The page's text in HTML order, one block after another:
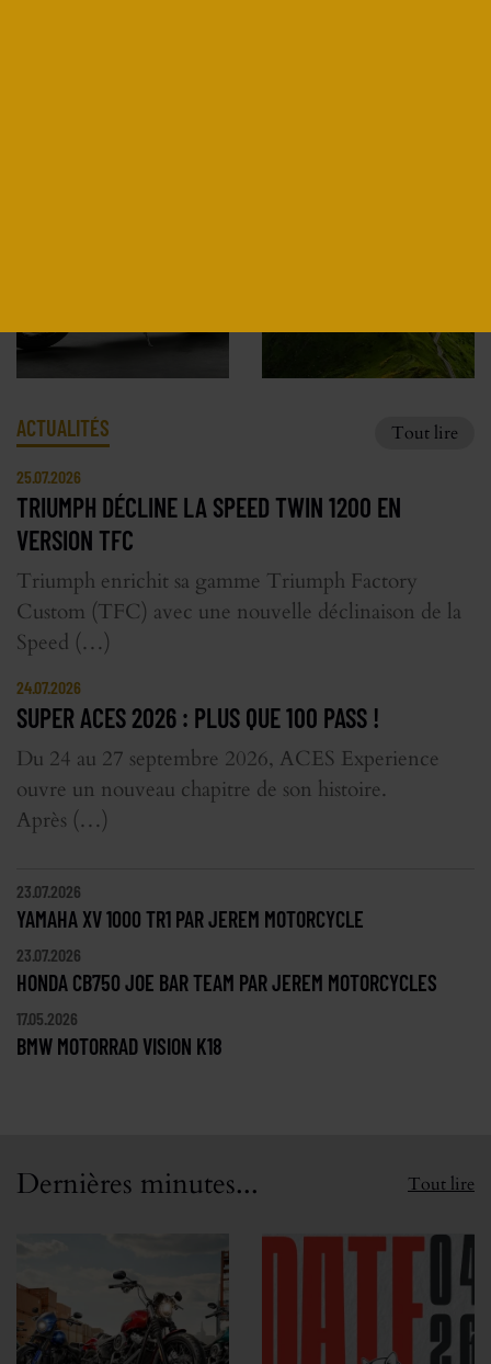
ACTUALITÉS Tout lire
25.07.2026
TRIUMPH DÉCLINE LA SPEED TWIN 1200 EN
VERSION TFC
Triumph enrichit sa gamme Triumph Factory
Custom (TFC) avec une nouvelle déclinaison de la
Speed (…)
24.07.2026
SUPER ACES 2026 : PLUS QUE 100 PASS !
Du 24 au 27 septembre 2026, ACES Experience
ouvre un nouveau chapitre de son histoire.
Après (…)
23.07.2026
YAMAHA XV 1000 TR1 PAR JEREM MOTORCYCLE
23.07.2026
HONDA CB750 JOE BAR TEAM PAR JEREM MOTORCYCLES
17.05.2026
BMW MOTORRAD VISION K18
Dernières minutes... Tout lire